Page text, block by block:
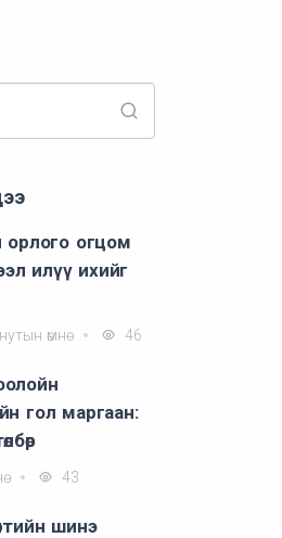
орлого огцом
илүү ихийг
өмнө 46
гол маргаан:
43
шинэ